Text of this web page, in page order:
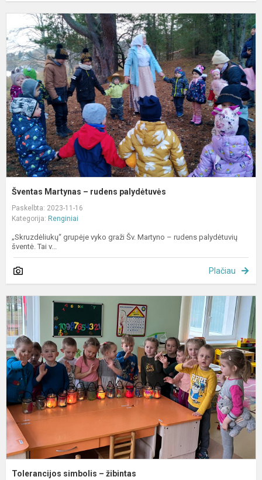
Šventas Martynas – rudens palydėtuvės
Paskelbta: 2023-11-16
Kategorija: Renginiai
„Skruzdėliukų“ grupėje vyko graži Šv. Martyno – rudens palydėtuvių
šventė. Tai v...
Plačiau
Tolerancijos simbolis – žibintas